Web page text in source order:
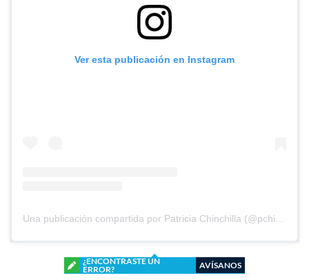
Ver esta publicación en Instagram
¿ENCONTRASTE UN
ERROR?
AVÍSANOS